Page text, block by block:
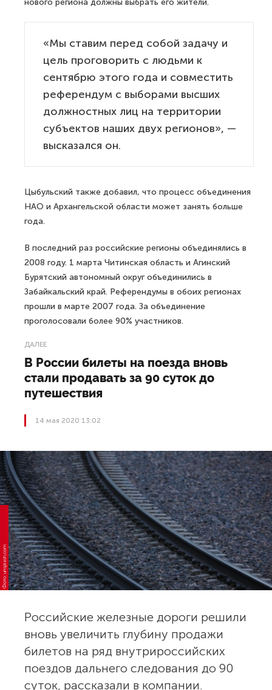
нового региона должны выбрать его жители.
«Мы ставим перед собой задачу и
цель проговорить с людьми к
сентябрю этого года и совместить
референдум с выборами высших
должностных лиц на территории
субъектов наших двух регионов», —
высказался он.
Цыбульский также добавил, что процесс объединения
НАО и Архангельской области может занять больше
года.
В последний раз российские регионы объединялись в
2008 году. 1 марта Читинская область и Агинский
Бурятский автономный округ объединились в
Забайкальский край. Референдумы в обоих регионах
прошли в марте 2007 года. За объединение
проголосовали более 90% участников.
ДАЛЕЕ
В России билеты на поезда вновь
стали продавать за 90 суток до
путешествия
14 мая 2020 13:02
Фото: unsplash.com
Российские железные дороги решили
вновь увеличить глубину продажи
билетов на ряд внутрироссийских
поездов дальнего следования до 90
суток, рассказали в компании.